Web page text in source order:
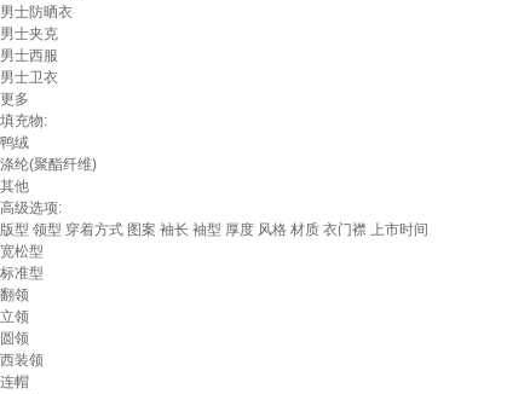
男士防晒衣
男士夹克
男士西服
男士卫衣
更多
填充物:
鸭绒
涤纶(聚酯纤维)
其他
高级选项:
版型 领型 穿着方式 图案 袖长 袖型 厚度 风格 材质 衣门襟 上市时间
宽松型
标准型
翻领
立领
圆领
西装领
连帽